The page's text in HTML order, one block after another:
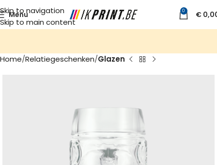
Skip to navigation
Skip to main content
Menu 0 €
Home Relatiegeschenken Glazen